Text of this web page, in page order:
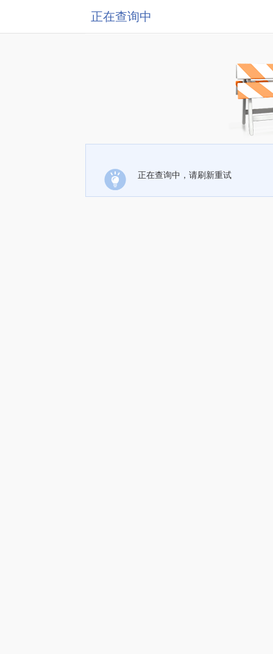
正在查询中
正在查询中，请刷新重试